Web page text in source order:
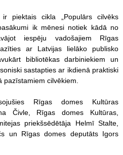
piektais cikla „Populārs cilvēks
ik mēnesi notiek kādā no
iespēju vadošajiem Rīgas
ar Latvijas lielāko publisko
bibliotēkas darbiniekiem un
sastapties ar ikdienā praktiski
cilvēkiem.
Rīgas domes Kultūras
Čivle, Rīgas domes Kultūras,
priekšsēdētāja Helmī Stalte,
un Rīgas domes deputāts Igors